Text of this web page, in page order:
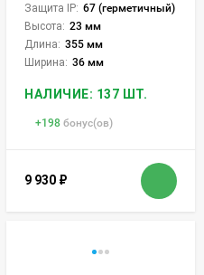
Защита IP: 67 (герметичный)
Высота: 23 мм
Длина: 355 мм
Ширина: 36 мм
НАЛИЧИЕ: 137 ШТ.
+198 бонус(ов)
9 930 ₽